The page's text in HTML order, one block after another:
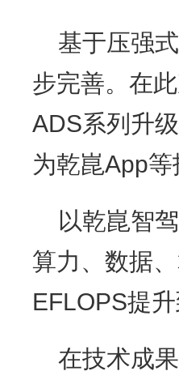
基于压强
步完善。在
ADS系列升
为乾崑App等
以乾崑智
算力、数据
EFLOPS提
在技术成